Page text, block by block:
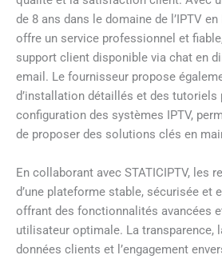
de 8 ans dans le domaine de l’IPTV en
offre un service professionnel et
support client disponible via chat en
email. Le fournisseur propose
d’installation détaillés et des
configuration des systèmes IPTV,
de proposer des solutions clés en
En collaborant avec STATICIPTV, les
d’une plateforme stable, sécurisée et
offrant des fonctionnalités avancées
utilisateur optimale. La transparence,
données clients et l’engagement